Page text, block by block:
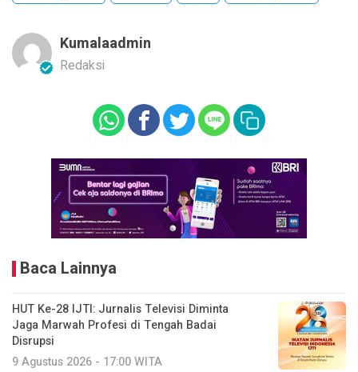
Kumalaadmin
Redaksi
Baca Lainnya
HUT Ke-28 IJTI: Jurnalis Televisi Diminta
Jaga Marwah Profesi di Tengah Badai
Disrupsi
9 Agustus 2026 - 17:00 WITA